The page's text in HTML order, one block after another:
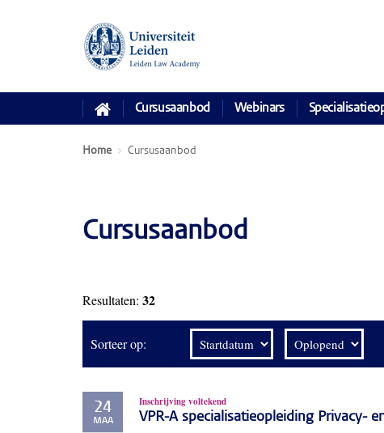
Cursusaanbod Webinars
Home Cursusaanbod
Cursusaanbod
Resultaten: 32
Sorteer op:
24
MAA
Inschrijving voltekend
VPR-A specialisatieopleiding Privacy-